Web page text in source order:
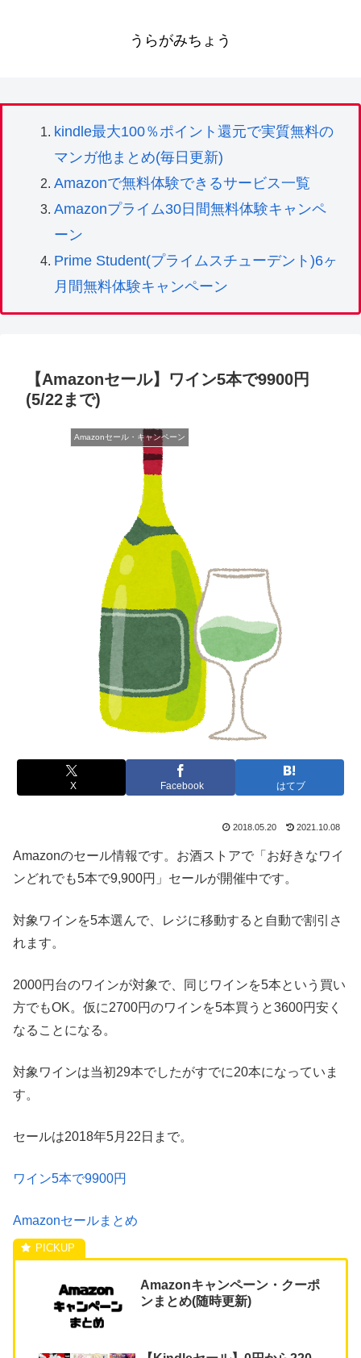
うらがみちょう
kindle最大100％ポイント還元で実質無料の
マンガ他まとめ(毎日更新)
Amazonで無料体験できるサービス一覧
Amazonプライム30日間無料体験キャンペ
ーン
Prime Student(プライムスチューデント)6ヶ
月間無料体験キャンペーン
【Amazonセール】ワイン5本で9900円
(5/22まで)
Amazonセール・キャンペーン
X Facebook はてブ
2018.05.20 2021.10.08
Amazonのセール情報です。お酒ストアで「お好きなワイ
ンどれでも5本で9,900円」セールが開催中です。
対象ワインを5本選んで、レジに移動すると自動で割引さ
れます。
2000円台のワインが対象で、同じワインを5本という買い
方でもOK。仮に2700円のワインを5本買うと3600円安く
なることになる。
対象ワインは当初29本でしたがすでに20本になっていま
す。
セールは2018年5月22日まで。
ワイン5本で9900円
Amazonセールまとめ
Amazonキャンペーン・クーポ
ンまとめ(随時更新)